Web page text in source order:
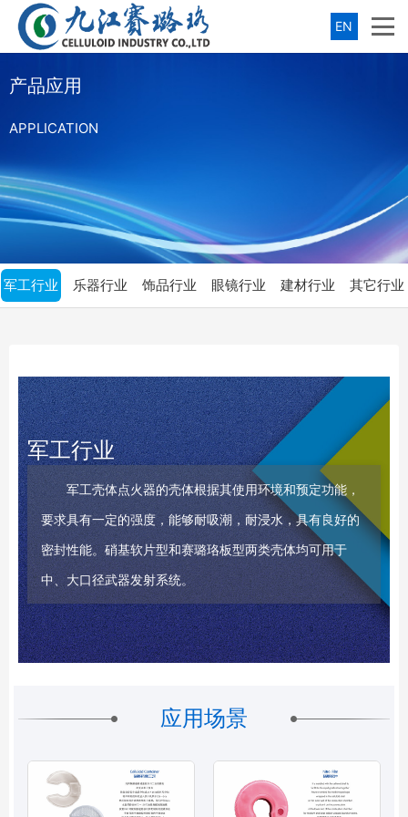
EN
产品应用
APPLICATION
军工行业 乐器行业 饰品行业 眼镜行业 建材行业 其它行业
军工行业
军工壳体点火器的壳体根据其使用环境和预定功能，
要求具有一定的强度，能够耐吸潮，耐浸水，具有良好的
密封性能。硝基软片型和赛璐珞板型两类壳体均可用于
中、大口径武器发射系统。
应用场景